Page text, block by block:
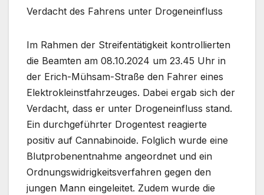
Verdacht des Fahrens unter Drogeneinfluss
Im Rahmen der Streifentätigkeit kontrollierten
die Beamten am 08.10.2024 um 23.45 Uhr in
der Erich-Mühsam-Straße den Fahrer eines
Elektrokleinstfahrzeuges. Dabei ergab sich der
Verdacht, dass er unter Drogeneinfluss stand.
Ein durchgeführter Drogentest reagierte
positiv auf Cannabinoide. Folglich wurde eine
Blutprobenentnahme angeordnet und ein
Ordnungswidrigkeitsverfahren gegen den
jungen Mann eingeleitet. Zudem wurde die